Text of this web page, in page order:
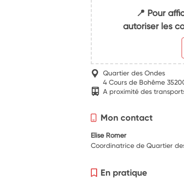
📍 Pour
autoriser les
Quartier des Ondes
4 Cours de Bohême
A proximité des
Mon contact
Elise Romer
Coordinatrice de Quartier
En pratique